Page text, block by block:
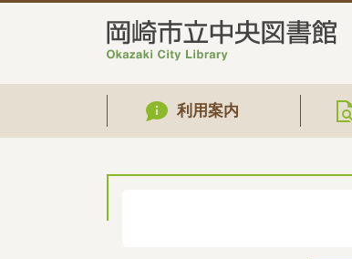
利用案内